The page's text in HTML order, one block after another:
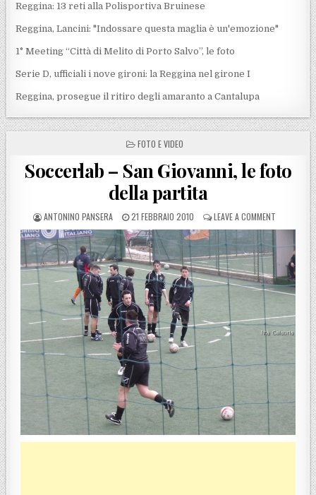
Reggina: 13 reti alla Polisportiva Bruinese
Reggina, Lancini: "Indossare questa maglia è un'emozione"
1° Meeting “Città di Melito di Porto Salvo”, le foto
Serie D, ufficiali i nove gironi: la Reggina nel girone I
Reggina, prosegue il ritiro degli amaranto a Cantalupa
POSTED IN
FOTO E VIDEO
Soccerlab – San Giovanni, le foto
della partita
POSTED BY
ANTONINO PANSERA POSTED ON
21 FEBBRAIO 2010 LEAVE A COMMENT ON